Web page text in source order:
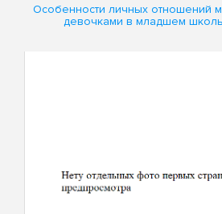
Особенности личных отношений
девочками в младшем